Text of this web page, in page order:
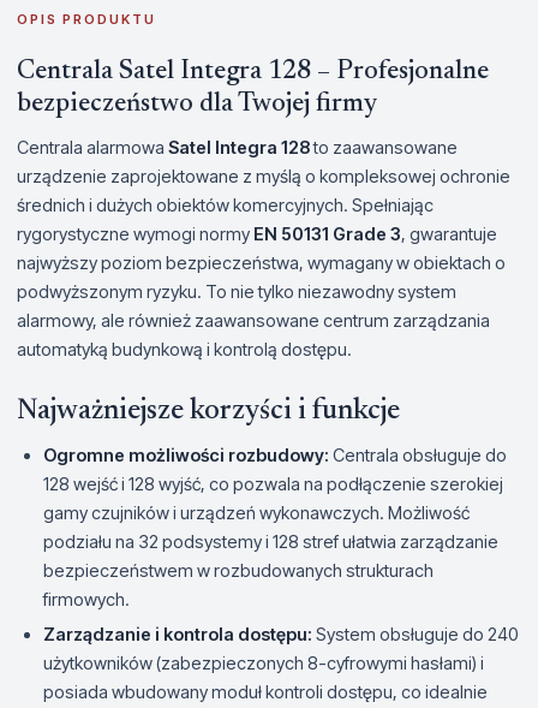
OPIS PRODUKTU
Centrala Satel Integra 128 – Profesjonalne
bezpieczeństwo dla Twojej firmy
Centrala alarmowa Satel Integra 128to zaawansowane
urządzenie zaprojektowane z myślą o kompleksowej ochronie
średnich i dużych obiektów komercyjnych. Spełniając
rygorystyczne wymogi normy EN 50131 Grade 3, gwarantuje
najwyższy poziom bezpieczeństwa, wymagany w obiektach o
podwyższonym ryzyku. To nie tylko niezawodny system
alarmowy, ale również zaawansowane centrum zarządzania
automatyką budynkową i kontrolą dostępu.
Najważniejsze korzyści i funkcje
Ogromne możliwości rozbudowy: Centrala obsługuje do
128 wejść i 128 wyjść, co pozwala na podłączenie szerokiej
gamy czujników i urządzeń wykonawczych. Możliwość
podziału na 32 podsystemy i 128 stref ułatwia zarządzanie
bezpieczeństwem w rozbudowanych strukturach
firmowych.
Zarządzanie i kontrola dostępu: System obsługuje do 240
użytkowników (zabezpieczonych 8-cyfrowymi hasłami) i
posiada wbudowany moduł kontroli dostępu, co idealnie